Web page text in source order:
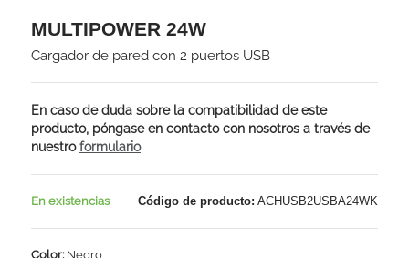
MULTIPOWER 24W
Cargador de pared con 2 puertos USB
En caso de duda sobre la compatibilidad de este
producto, póngase en contacto con nosotros a través de
nuestroformulario
En existencias Código de producto: ACHUSB2USBA24WK
Color:Negro